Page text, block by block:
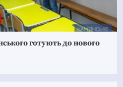
готують до нового